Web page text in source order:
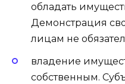
обладать
Демонстрация
лицам не
владение
собственным.